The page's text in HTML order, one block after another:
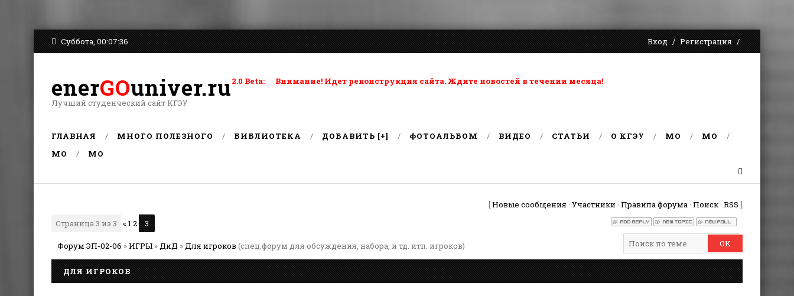
Суббота, 00:07:36 Вход Регистрация
enerGOuniver.ru
Лучший студенческий сайт КГЭУ
2.0 Beta: Внимание! Идет реконструкция сайта. Ждите новостей в течении месяца!
ГЛАВНАЯ МНОГО ПОЛЕЗНОГО БИБЛИОТЕКА ДОБАВИТЬ [+] ФОТОАЛЬБОМ ВИДЕО СТАТЬИ О КГЭУ MO
MO
MO
MO
[Новые сообщения · Участники · Правила форума· Поиск· RSS ]
Страница3 из 3 « 12 3
Форум ЭП-02-06 »ИГРЫ »ДиД »Для игроков (спец.форум для обсуждения, набора, и тд. итп. игроков)
ДЛЯ ИГРОКОВ